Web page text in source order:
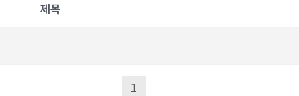
제목
1